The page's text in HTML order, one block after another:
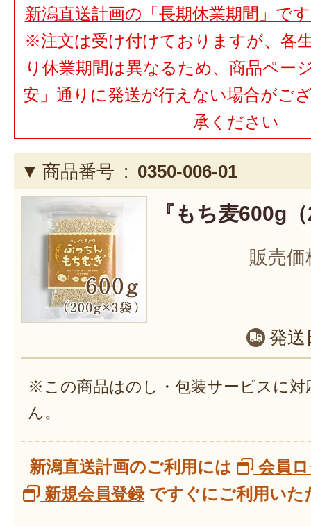
新潟直送計画の「長期休業期間」で
※注文は受け付けておりますが、各
り休業期間は異なるため、商品ペー
安」通りに発送が行えない場合がご
承ください
商品番号 : 0350-006-01
『もち麦600g
販売価
発送
※この商品はのし・包装サービスに対
ん。
新潟直送計画のご利用には
会員
新規会員登録ですぐにご利用いた